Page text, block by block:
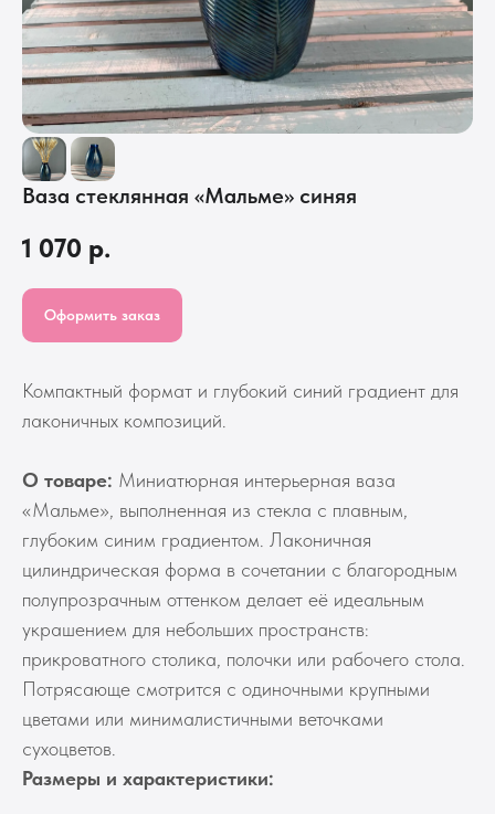
Ваза стеклянная «Мальме» синяя
1 070 р.
Оформить заказ
Компактный формат и глубокий синий градиент для
лаконичных композиций.
О товаре: Миниатюрная интерьерная ваза
«Мальме», выполненная из стекла с плавным,
глубоким синим градиентом. Лаконичная
цилиндрическая форма в сочетании с благородным
полупрозрачным оттенком делает её идеальным
украшением для небольших пространств:
прикроватного столика, полочки или рабочего стола.
Потрясающе смотрится с одиночными крупными
цветами или минималистичными веточками
сухоцветов.
Размеры и характеристики: